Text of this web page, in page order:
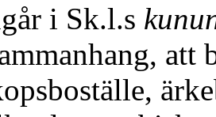
i Sk.l.s
att